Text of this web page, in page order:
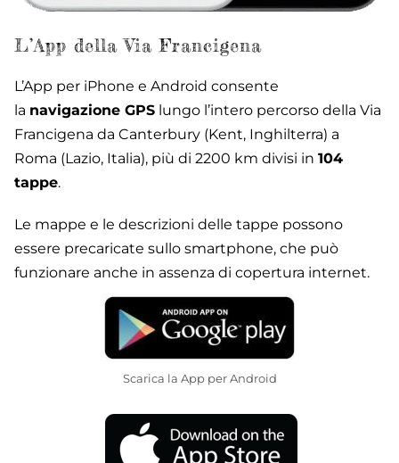
L’App della Via Francigena
L’App per iPhone e Android consente
la navigazione GPS lungo l’intero percorso della Via
Francigena da Canterbury (Kent, Inghilterra) a
Roma (Lazio, Italia), più di 2200 km divisi in 104
tappe.
Le mappe e le descrizioni delle tappe possono
essere precaricate sullo smartphone, che può
funzionare anche in assenza di copertura internet.
Scarica la App per Android